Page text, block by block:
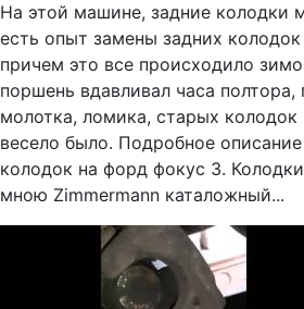
На этой машине, задние колодки
есть опыт замены задних колодок
причем это все происходило
поршень вдавливал часа
молотка, ломика, старых
весело было. Подробное
колодок на форд фокус 3.
мною Zimmermann каталожный...